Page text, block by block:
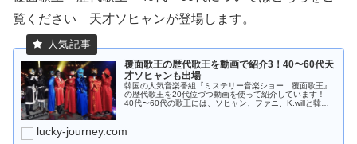
覧ください 天才ソヒャンが登場します。
覆面歌王の歴代歌王を動画で紹介3！40〜60代天
才ソヒャンも出場
韓国の人気音楽番組『ミステリー音楽ショー 覆面歌王』
の歴代歌王を20代位づつ動画を使って紹介しています！
40代〜60代の歌王には、ソヒャン、ファニ、K.willと韓国
lucky-journey.com